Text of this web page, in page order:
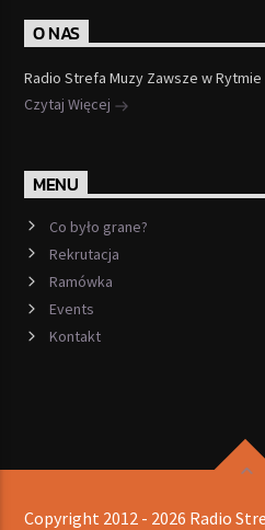
O NAS
Radio Strefa Muzy Zawsze w
Czytaj Więcej
MENU
Co było grane?
Rekrutacja
Ramówka
Events
Kontakt
Copyright 2012 - 2026 Radio